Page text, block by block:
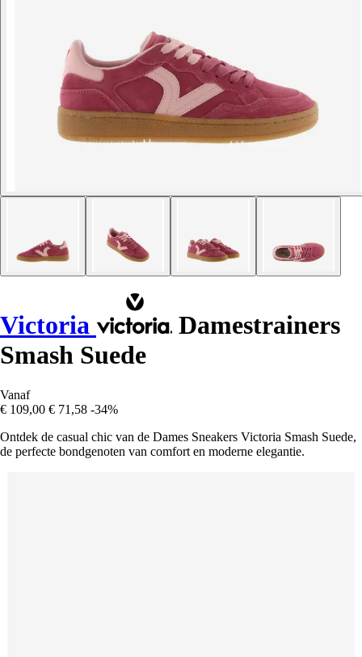
Victoria
Damestrainers
Smash Suede
Vanaf
€ 109,00 € 71,58 -34%
Ontdek de casual chic van de Dames Sneakers Victoria Smash Suede,
de perfecte bondgenoten van comfort en moderne elegantie.